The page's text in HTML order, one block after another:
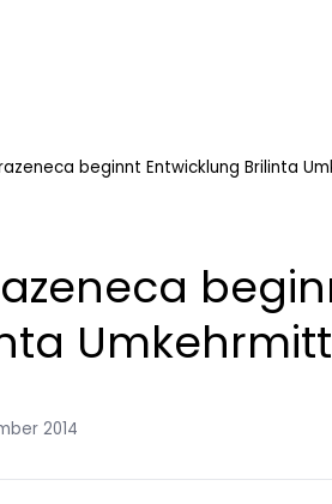
beginnt Entwicklung Brilinta
2014